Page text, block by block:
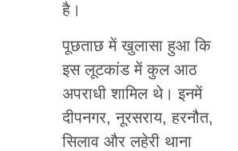
है।
पूछताछ में खुलासा हुआ कि
इस लूटकांड में कुल आठ
अपराधी शामिल थे। इनमें
दीपनगर, नूरसराय, हरनौत,
सिलाव और लहेरी थाना